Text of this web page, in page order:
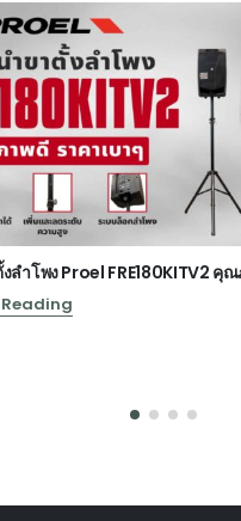
ลำโพง Proel FRE180KITV2 คุณ